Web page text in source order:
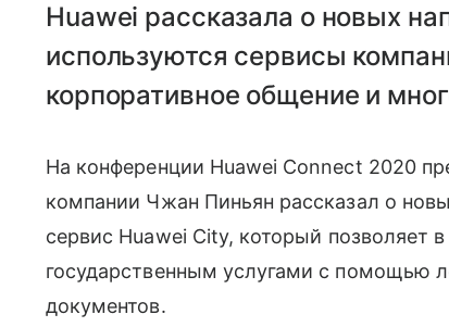
Huawei рассказала о новых
используются сервисы
корпоративное общение и
На конференции Huawei Connect 2020
компании Чжан Пиньян рассказал о
сервис Huawei City, который позволяет
государственным услугами с помощью
документов.